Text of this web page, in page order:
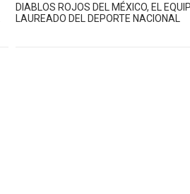
DIABLOS ROJOS DEL MÉXICO, EL
LAUREADO DEL DEPORTE NACIONAL